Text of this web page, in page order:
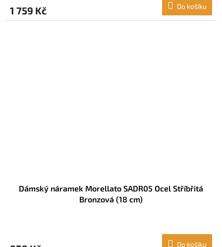
1 759 Kč Do košíku
Dámský náramek Morellato SADR05 Ocel Stříbřitá
Bronzová (18 cm)
Do košíku